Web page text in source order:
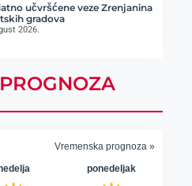
učvršćene veze Zrenjanina
gradova
2026.